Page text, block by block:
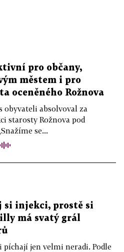
pro občany,
městem i pro
oceněného Rožnova
obyvateli absolvoval za
starosty Rožnova pod
se...
si injekci, prostě si
má svatý grál
píchají jen velmi neradi. Podle